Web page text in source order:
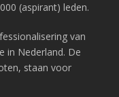
(aspirant) leden.
van
in Nederland. De
staan voor